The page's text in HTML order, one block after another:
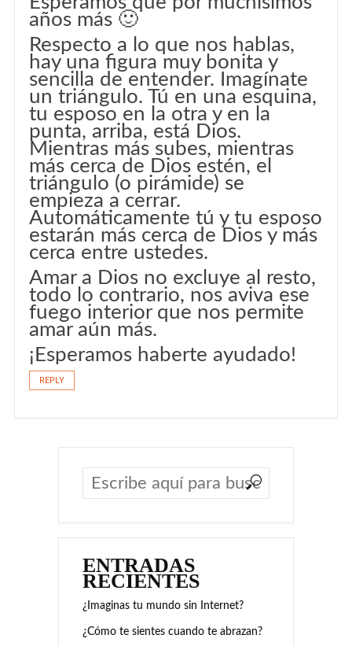
años más 🙂
Respecto a lo que nos hablas,
hay una figura muy bonita y
sencilla de entender. Imagínate
un triángulo. Tú en una esquina,
tu esposo en la otra y en la
punta, arriba, está Dios.
Mientras más subes, mientras
más cerca de Dios estén, el
triángulo (o pirámide) se
empieza a cerrar.
Automáticamente tú y tu esposo
estarán más cerca de Dios y más
cerca entre ustedes.
Amar a Dios no excluye al resto,
todo lo contrario, nos aviva ese
fuego interior que nos permite
amar aún más.
¡Esperamos haberte ayudado!
REPLY
ENTRADAS
RECIENTES
¿Imaginas tu mundo sin Internet?
¿Cómo te sientes cuando te abrazan?